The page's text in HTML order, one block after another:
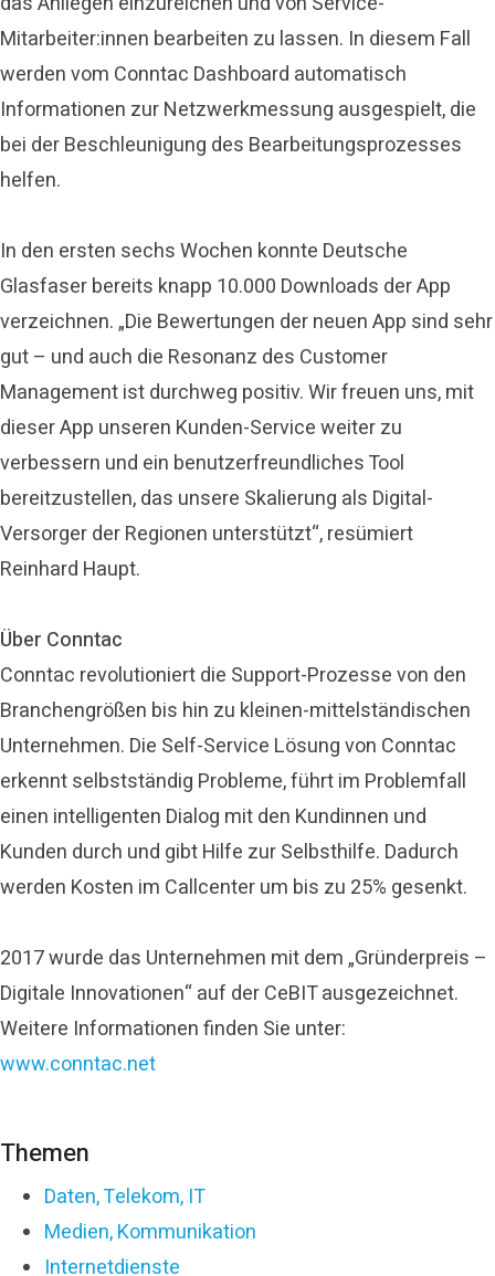
Mitarbeiter:innen bearbeiten zu lassen. In diesem Fall
werden vom Conntac Dashboard automatisch
Informationen zur Netzwerkmessung ausgespielt, die
bei der Beschleunigung des Bearbeitungsprozesses
helfen.
In den ersten sechs Wochen konnte Deutsche
Glasfaser bereits knapp 10.000 Downloads der App
verzeichnen. „Die Bewertungen der neuen App sind sehr
gut – und auch die Resonanz des Customer
Management ist durchweg positiv. Wir freuen uns, mit
dieser App unseren Kunden-Service weiter zu
verbessern und ein benutzerfreundliches Tool
bereitzustellen, das unsere Skalierung als Digital-
Versorger der Regionen unterstützt“, resümiert
Reinhard Haupt.
Über Conntac
Conntac revolutioniert die Support-Prozesse von den
Branchengrößen bis hin zu kleinen-mittelständischen
Unternehmen. Die Self-Service Lösung von Conntac
erkennt selbstständig Probleme, führt im Problemfall
einen intelligenten Dialog mit den Kundinnen und
Kunden durch und gibt Hilfe zur Selbsthilfe. Dadurch
werden Kosten im Callcenter um bis zu 25% gesenkt.
2017 wurde das Unternehmen mit dem „Gründerpreis –
Digitale Innovationen“ auf der CeBIT ausgezeichnet.
Weitere Informationen finden Sie unter:
www.conntac.net
Themen
Daten, Telekom, IT
Medien, Kommunikation
Internetdienste